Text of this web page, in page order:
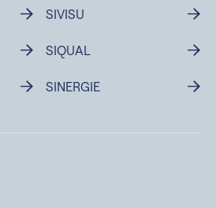
SIVISU
SIQUAL
SINERGIE